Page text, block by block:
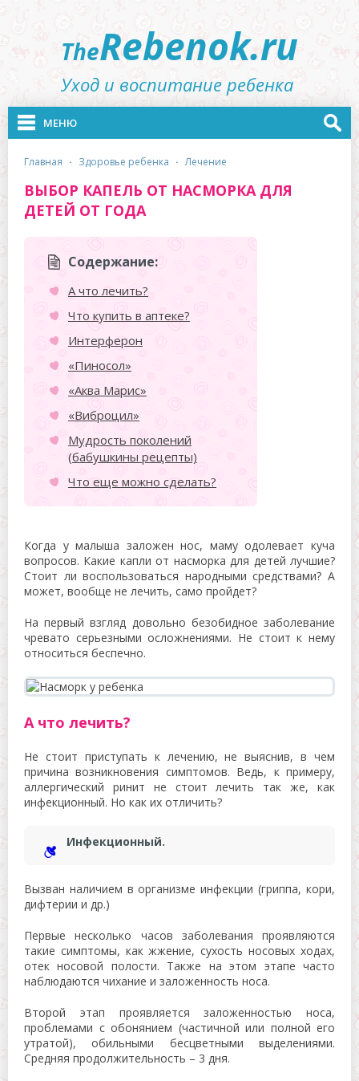
TheRebenok.ru
Уход и воспитание ребенка
МЕНЮ
главная · здоровье ребенка · лечение
ВЫБОР КАПЕЛЬ ОТ НАСМОРКА ДЛЯ
ДЕТЕЙ ОТ ГОДА
Содержание:
А что лечить?
Что купить в аптеке?
Интерферон
«Пиносол»
«Аква Марис»
«Виброцил»
Мудрость поколений
(бабушкины рецепты)
Что еще можно сделать?
Когда у малыша заложен нос, маму одолевает куча
вопросов. Какие капли от насморка для детей лучшие?
Стоит ли воспользоваться народными средствами? А
может, вообще не лечить, само пройдет?
На первый взгляд довольно безобидное заболевание
чревато серьезными осложнениями. Не стоит к нему
относиться беспечно.
А что лечить?
Не стоит приступать к лечению, не выяснив, в чем
причина возникновения симптомов. Ведь, к примеру,
аллергический ринит не стоит лечить так же, как
инфекционный. Но как их отличить?
Инфекционный.
Вызван наличием в организме инфекции (гриппа, кори,
дифтерии и др.)
Первые несколько часов заболевания проявляются
такие симптомы, как жжение, сухость носовых ходах,
отек носовой полости. Также на этом этапе часто
наблюдаются чихание и заложенность носа.
Второй этап проявляется заложенностью носа,
проблемами с обонянием (частичной или полной его
утратой), обильными бесцветными выделениями.
Средняя продолжительность – 3 дня.